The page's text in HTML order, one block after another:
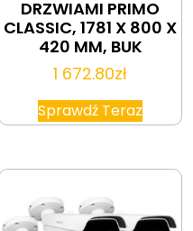
DRZWIAMI PRIMO
CLASSIC, 1781 X 800 X
420 MM, BUK
1 672.80zł
Sprawdź Teraz